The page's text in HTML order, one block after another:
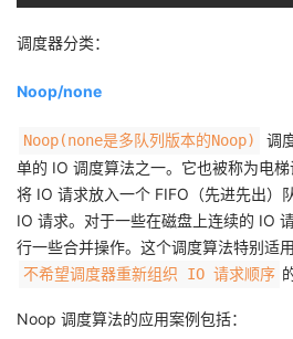
调度器分类：
Noop/none
Noop(none是多队列版本的Noop)
调
单的 IO 调度算法之一。它也被称为电
将 IO 请求放入一个 FIFO（先进先出）
IO 请求。对于一些在磁盘上连续的 IO
行一些合并操作。这个调度算法特别适
不希望调度器重新组织 IO 请求顺序
Noop 调度算法的应用案例包括：